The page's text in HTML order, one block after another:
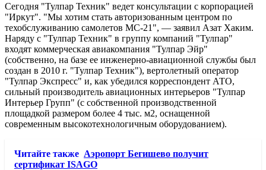
Сегодня "Тулпар Техник" ведет консультации с корпорацией
"Иркут". "Мы хотим стать авторизованным центром по
техобслуживанию самолетов МС-21", — заявил Азат Хаким.
Наряду с "Тулпар Техник" в группу компаний "Тулпар"
входят коммерческая авиакомпания "Тулпар Эйр"
(собственно, на базе ее инженерно-авиационной службы был
создан в 2010 г. "Тулпар Техник"), вертолетный оператор
"Тулпар Экспресс" и, как убедился корреспондент АТО,
сильный производитель авиационных интерьеров "Тулпар
Интерьер Групп" (с собственной производственной
площадкой размером более 4 тыс. м2, оснащенной
современным высокотехнологичным оборудованием).
Читайте также Аэропорт Бегишево получит
сертификат ISAGO